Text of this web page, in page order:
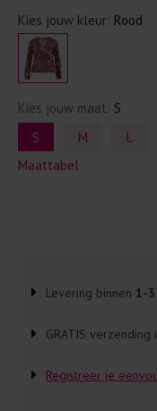
Kies jouw kleur: Rood
Kies jouw maat: S
S
M
L
Maattabel
Levering binnen 1-3
GRATIS verzending
Registreer je